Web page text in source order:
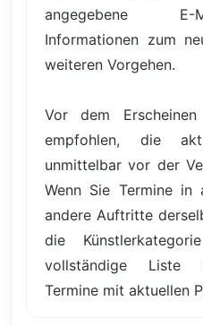
angegebene E-
Informationen zum
weiteren Vorgehen.
Vor dem
empfohlen, die
unmittelbar vor der
Wenn Sie Termine in
andere Auftritte
die
vollständige Liste
Termine mit aktuellen